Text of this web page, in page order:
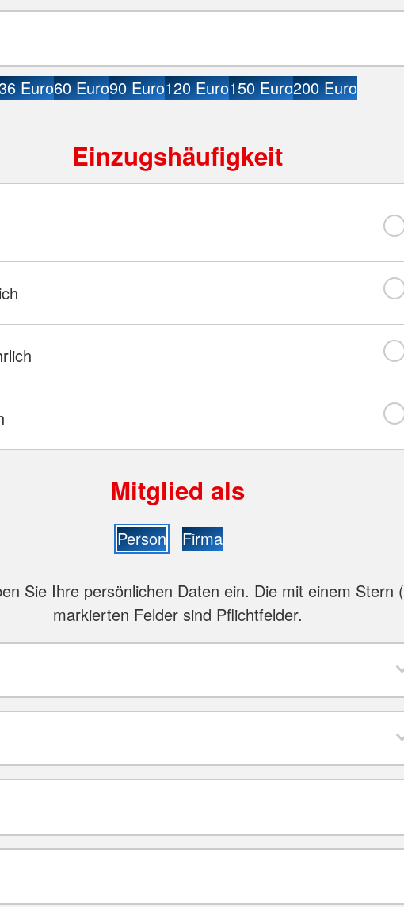
Euro60 Euro90 Euro120 Euro150 Euro200 Euro
Einzugshäufigkeit
Mitglied als
Person Firma
Sie Ihre persönlichen Daten ein. Die mit einem Stern (
markierten Felder sind Pflichtfelder.